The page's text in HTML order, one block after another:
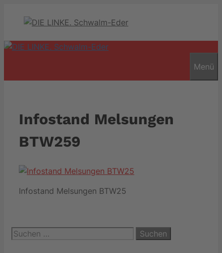
Menü
Infostand Melsungen
BTW259
Infostand Melsungen BTW25
Suchen
nach: